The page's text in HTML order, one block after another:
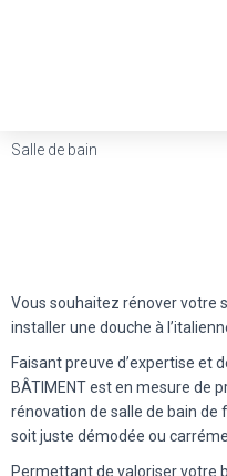
Salle de bain
Vous souhaitez rénover votre
installer une douche à
Faisant preuve d’expertise et
BÂTIMENT est en mesure de
rénovation de salle de bain de
soit juste démodée ou
Permettant de valoriser votre